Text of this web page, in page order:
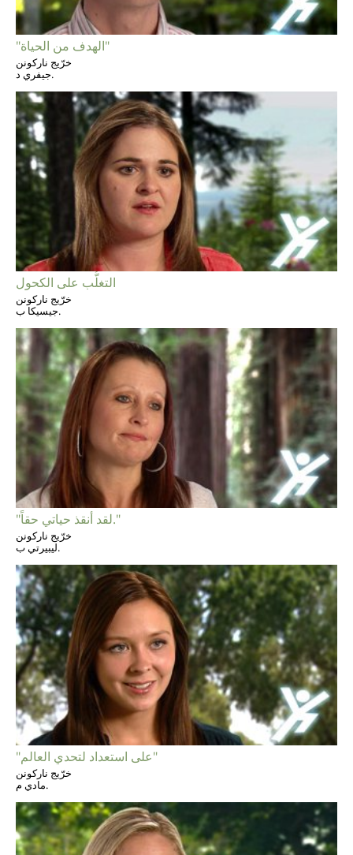
"الهدف من الحياة"
خرّيج ناركونن
جيفري د.
التغلُّب على الكحول
خرّيج ناركونن
جيسيكا ب.
"لقد أنقذ حياتي حقاً."
خرّيج ناركونن
ليبيرتي ب.
"على استعداد لتحدي العالم"
خرّيج ناركونن
مادي م.